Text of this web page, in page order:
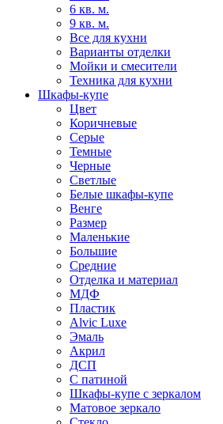
6 кв. м.
9 кв. м.
Все для кухни
Варианты отделки
Мойки и смесители
Техника для кухни
Шкафы-купе
Цвет
Коричневые
Серые
Темные
Черные
Светлые
Белые шкафы-купе
Венге
Размер
Маленькие
Большие
Средние
Отделка и материал
МДФ
Пластик
Alvic Luxe
Эмаль
Акрил
ДСП
С патиной
Шкафы-купе с зеркалом
Матовое зеркало